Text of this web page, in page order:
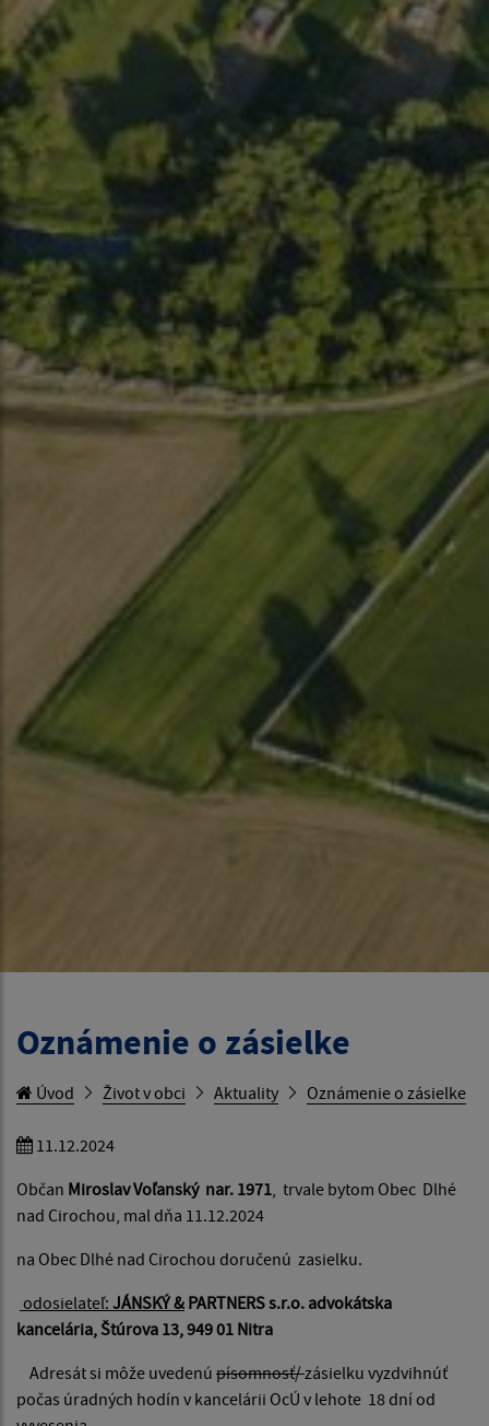
Oznámenie o zásielke
Úvod Život v obci Aktuality Oznámenie o zásielke
11.12.2024
Občan Miroslav Voľanský nar. 1971, trvale bytom Obec Dlhé
nad Cirochou, mal dňa 11.12.2024
na Obec Dlhé nad Cirochou doručenú zasielku.
odosielateľ: JÁNSKÝ & PARTNERS s.r.o. advokátska
kancelária, Štúrova 13, 949 01 Nitra
Adresát si môže uvedenú písomnosť/zásielku vyzdvihnúť
počas úradných hodín v kancelárii OcÚ v lehote 18 dní od